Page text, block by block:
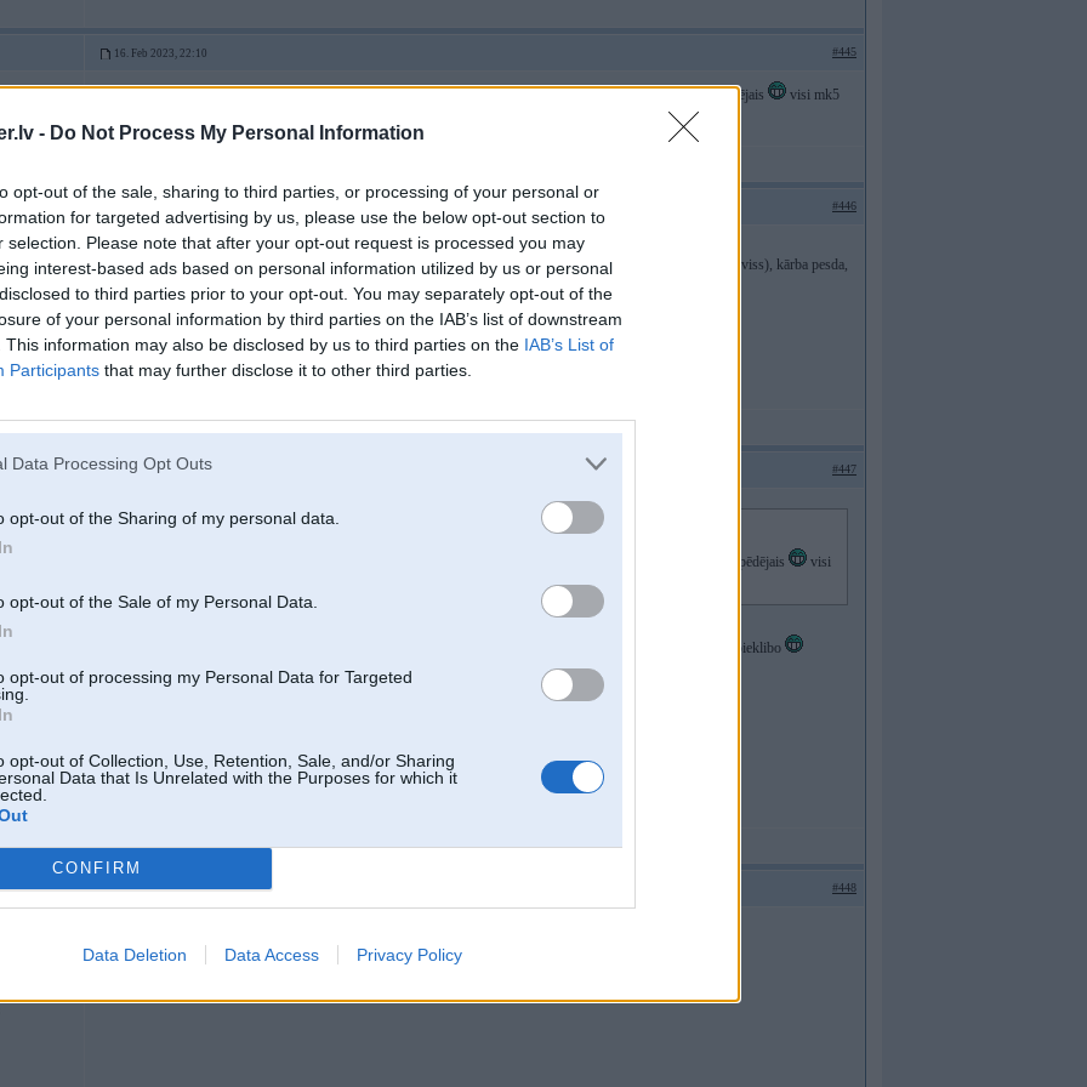
- Do Not Process My Personal Information
opt-out of the sale, sharing to third parties, or processing of your personal or
for targeted advertising by us, please use the below opt-out section to
selection. Please note that after your opt-out request is processed you may
interest-based ads based on personal information utilized by us or personal
to third parties prior to your opt-out. You may separately opt-out of the
of your personal information by third parties on the IAB’s list of downstream
This information may also be disclosed by us to third parties on the IAB’s List of
Participants that may further disclose it to other third parties.
Data Processing Opt Outs
opt-out of the Sharing of my personal data.
opt-out of the Sale of my Personal Data.
opt-out of processing my Personal Data for Targeted
opt-out of Collection, Use, Retention, Sale, and/or Sharing
Data that Is Unrelated with the Purposes for which it
CONFIRM
Data Deletion Data Access Privacy Policy
16. Feb 2023, 22:10 #445
par golfiem - pēc mk5 es vairs neatšķiru paaudzes.. 1, 2, 3, 4, 5 - kruti, visi atšķīrās, tagad nezinu pat kāds ir pēdējais visi mk5
#446
tie vw vispār ir interesanti auto
man viens bija sen kautkāds 2005 laikam tourans viņam virsbūve sarūsēja, piekarē viss bija jāmaina(tā ka pilnīgi viss), kārba pesda,
benzīna motors fsi vai tamlīdzīgs pesda, neatceros, kas vispār bija OK varbūt sēdekļi, panelis laikam arī
Sapratu, ka vw ir pa dārgu priekš manis nevaru atļauties
16. Feb 2023, 23:32 #447
Tuareg,
,Transit,
Deu
par golfiem - pēc mk5 es vairs neatšķiru paaudzes.. 1, 2, 3, 4, 5 - kruti, visi atšķīrās, tagad nezinu pat kāds ir pēdējais
visi
Grūti pateikt kurš ir 4 vai 11 gadi vecs. Arī pārējie Touran ,Passat pieklibo
17. Feb 2023, 00:40 #448